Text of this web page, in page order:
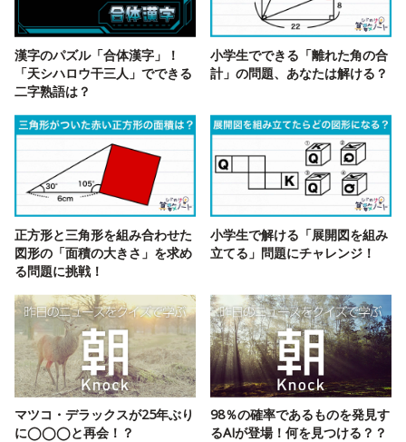
漢字のパズル「合体漢字」！
「天シハロウ干三人」でできる
二字熟語は？
小学生でできる「離れた角の合
計」の問題、あなたは解ける？
正方形と三角形を組み合わせた
図形の「面積の大きさ」を求め
る問題に挑戦！
小学生で解ける「展開図を組み
立てる」問題にチャレンジ！
マツコ・デラックスが25年ぶり
に◯◯◯と再会！？
98％の確率であるものを発見す
るAIが登場！何を見つける？？